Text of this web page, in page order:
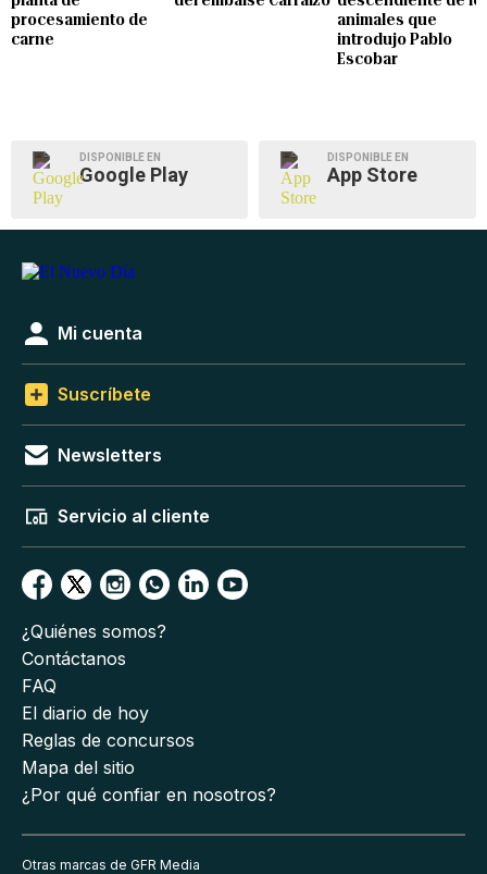
procesamiento de
carne
animales que
introdujo Pablo
Escobar
DISPONIBLE EN
Google Play
DISPONIBLE EN
App Store
Mi cuenta
Suscríbete
Newsletters
Servicio al cliente
¿Quiénes somos?
Contáctanos
FAQ
El diario de hoy
Reglas de concursos
Mapa del sitio
¿Por qué confiar en nosotros?
Otras marcas de GFR Media